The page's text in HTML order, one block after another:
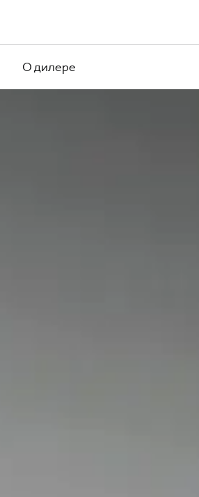
О дилере